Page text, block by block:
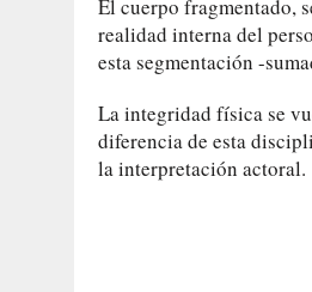
El cuerpo fragmentado,
realidad interna del
esta segmentación -
La integridad física se
diferencia de esta
la interpretación actoral.